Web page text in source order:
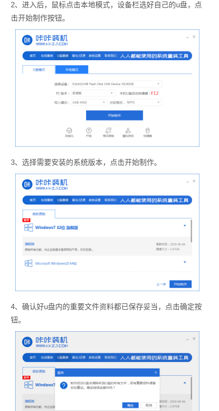
2、进入后，鼠标点击本地模式，设备栏选好自己的u盘，点
击开始制作按钮。
3、选择需要安装的系统版本，点击开始制作。
4、确认好u盘内的重要文件资料都已保存妥当，点击确定按
钮。